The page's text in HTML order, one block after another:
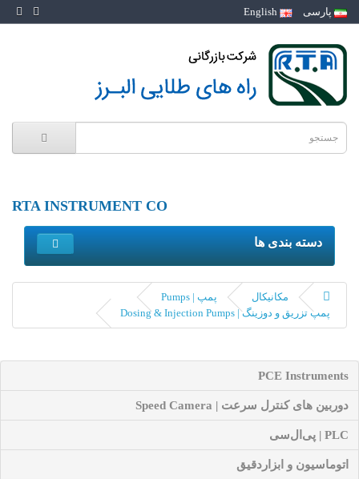
پارسی
RTA INSTRUMENT CO
دسته بندی ها
مکانیکال
پمپ | Pumps
پمپ تزریق و دوزینگ | Dosing & Injection Pumps
PCE Instruments
دوربین های کنترل سرعت | Speed Camera
PLC | پی‌ال‌سی
اتوماسیون و ابزاردقیق